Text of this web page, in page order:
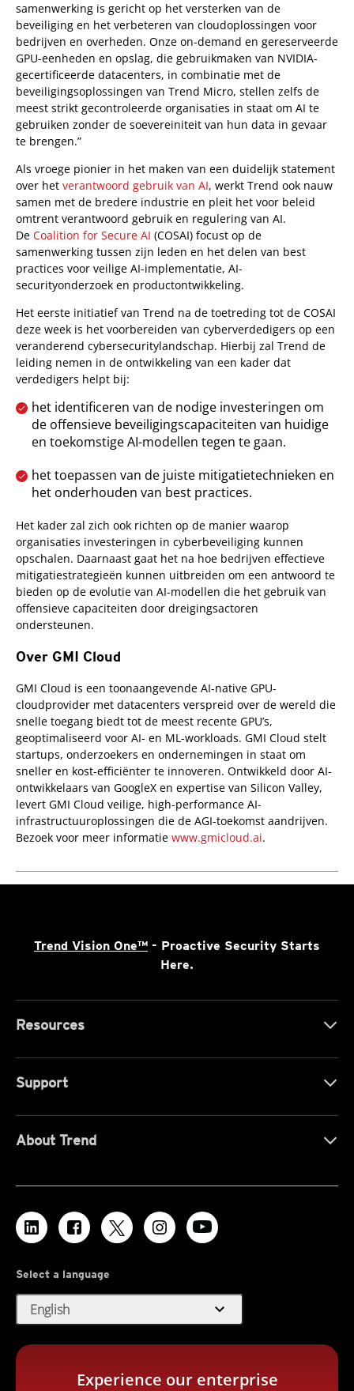
samenwerking is gericht op het versterken van de
beveiliging en het verbeteren van cloudoplossingen voor
bedrijven en overheden. Onze on-demand en gereserveerde
GPU-eenheden en opslag, die gebruikmaken van NVIDIA-
gecertificeerde datacenters, in combinatie met de
beveiligingsoplossingen van Trend Micro, stellen zelfs de
meest strikt gecontroleerde organisaties in staat om AI te
gebruiken zonder de soevereiniteit van hun data in gevaar
te brengen.”
Als vroege pionier in het maken van een duidelijk statement
over het verantwoord gebruik van AI, werkt Trend ook nauw
samen met de bredere industrie en pleit het voor beleid
omtrent verantwoord gebruik en regulering van AI.
De Coalition for Secure AI (COSAI) focust op de
samenwerking tussen zijn leden en het delen van best
practices voor veilige AI-implementatie, AI-
securityonderzoek en productontwikkeling.
Het eerste initiatief van Trend na de toetreding tot de COSAI
deze week is het voorbereiden van cyberverdedigers op een
veranderend cybersecuritylandschap. Hierbij zal Trend de
leiding nemen in de ontwikkeling van een kader dat
verdedigers helpt bij:
het identificeren van de nodige investeringen om
de offensieve beveiligingscapaciteiten van huidige
en toekomstige AI-modellen tegen te gaan.
het toepassen van de juiste mitigatietechnieken en
het onderhouden van best practices.
Het kader zal zich ook richten op de manier waarop
organisaties investeringen in cyberbeveiliging kunnen
opschalen. Daarnaast gaat het na hoe bedrijven effectieve
mitigatiestrategieën kunnen uitbreiden om een antwoord te
bieden op de evolutie van AI-modellen die het gebruik van
offensieve capaciteiten door dreigingsactoren
ondersteunen.
Over GMI Cloud
GMI Cloud is een toonaangevende AI-native GPU-
cloudprovider met datacenters verspreid over de wereld die
snelle toegang biedt tot de meest recente GPU’s,
geoptimaliseerd voor AI- en ML-workloads. GMI Cloud stelt
startups, onderzoekers en ondernemingen in staat om
sneller en kost-efficiënter te innoveren. Ontwikkeld door AI-
ontwikkelaars van GoogleX en expertise van Silicon Valley,
levert GMI Cloud veilige, high-performance AI-
infrastructuuroplossingen die de AGI-toekomst aandrijven.
Bezoek voor meer informatie www.gmicloud.ai.
Trend Vision One™ - Proactive Security Starts
Here.
Resources
Support
About Trend
Select a language
English expand_more
Experience our enterprise